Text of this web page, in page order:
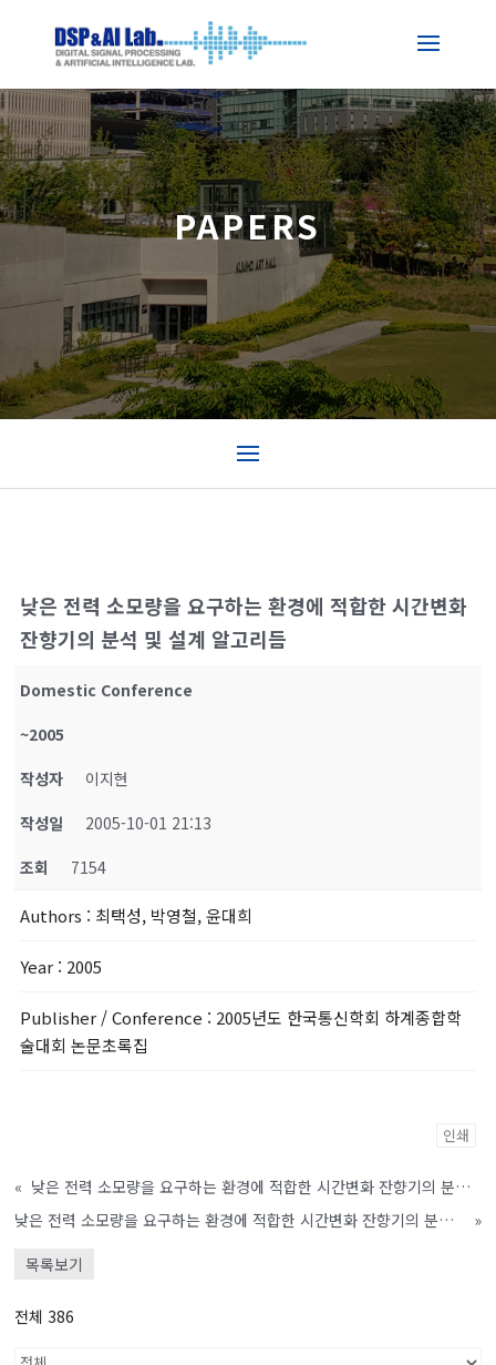
PAPERS
낮은 전력 소모량을 요구하는 환경에 적합한 시간변화
잔향기의 분석 및 설계 알고리듬
Domestic Conference
~2005
작성자
이지현
작성일
2005-10-01 21:13
조회
7154
Authors : 최택성, 박영철, 윤대희
Year : 2005
Publisher / Conference : 2005년도 한국통신학회 하계종합학
술대회 논문초록집
인쇄
«
낮은 전력 소모량을 요구하는 환경에 적합한 시간변화 잔향기의 분석 및 설계 알고리듬
낮은 전력 소모량을 요구하는 환경에 적합한 시간변화 잔향기의 분석및 설계 알고리듬
»
목록보기
전체 386